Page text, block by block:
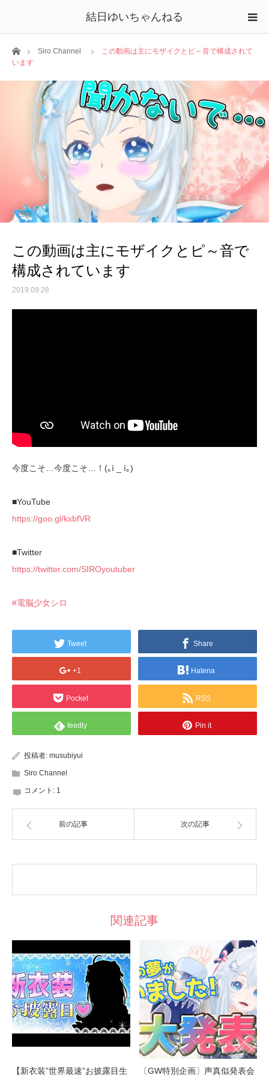
結日ゆいちゃんねる
ホームSiro Channel
この動画は主にモザイクとピ～音で構成されて
います
この動画は主にモザイクとピ～音で
構成されています
2019.09.28
今度こそ…今度こそ…！(｡ì _ í｡)
■YouTube
https://goo.gl/kxbfVR
■Twitter
https://twitter.com/SIROyoutuber
#電脳少女シロ
Tweet Share
+1 Hatena
Pocket RSS
feedly Pin it
投稿者: musubiyui
Siro Channel
コメント: 1
前の記事 次の記事
関連記事
【新衣装”世界最速”お披露目生 〔GW特別企画〕声真似発表会